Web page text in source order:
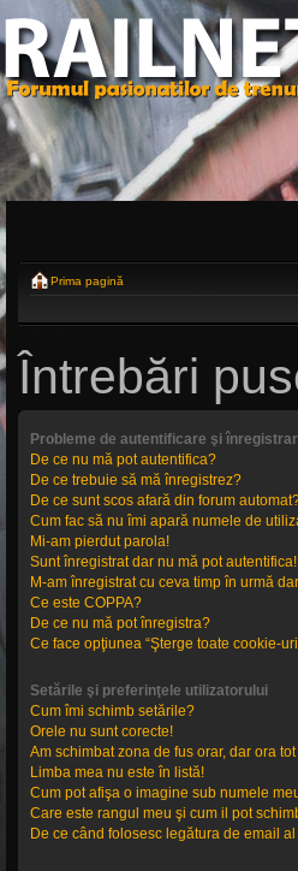
Prima pagină
Întrebări
Probleme de autentificare şi
De ce nu mă pot autentifica?
De ce trebuie să mă înregistrez?
De ce sunt scos afară din forum
Cum fac să nu îmi apară numele de
Mi-am pierdut parola!
Sunt înregistrat dar nu mă pot autentifica!
M-am înregistrat cu ceva timp în urmă
Ce este COPPA?
De ce nu mă pot înregistra?
Ce face opţiunea “Şterge toate cookie-
Setările şi preferinţele utilizatorului
Cum îmi schimb setările?
Orele nu sunt corecte!
Am schimbat zona de fus orar, dar ora
Limba mea nu este în listă!
Cum pot afişa o imagine sub numele
Care este rangul meu şi cum il pot
De ce când folosesc legătura de email